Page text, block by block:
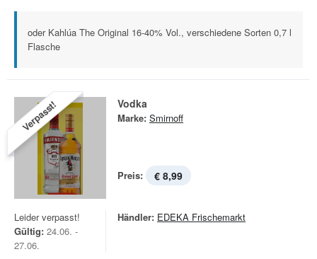
oder Kahlúa The Original 16-40% Vol., verschiedene Sorten 0,7 l
Flasche
Verpasst! Vodka
Marke: Smirnoff
Preis: € 8,99
Leider verpasst!
Gültig: 24.06. -
27.06.
Händler: EDEKA Frischemarkt